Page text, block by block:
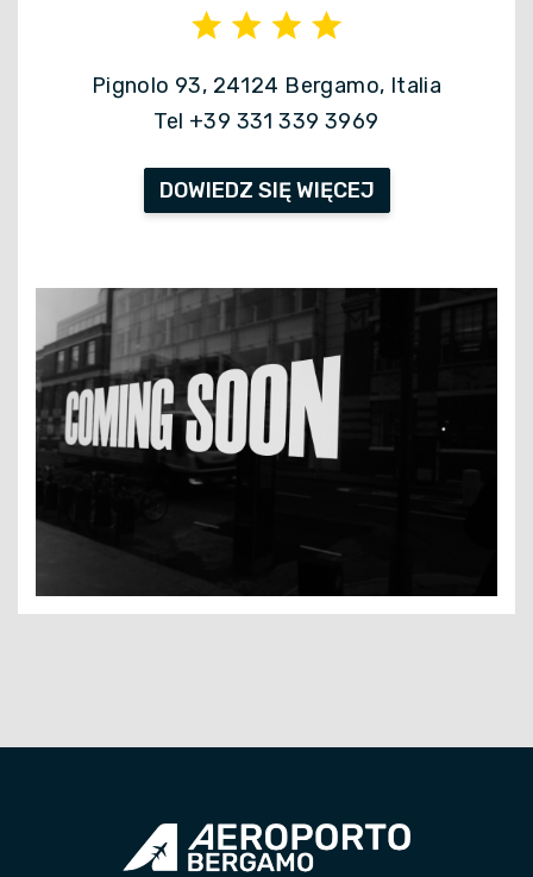
Pignolo 93, 24124 Bergamo, Italia
Tel +39 331 339 3969
DOWIEDZ SIĘ WIĘCEJ